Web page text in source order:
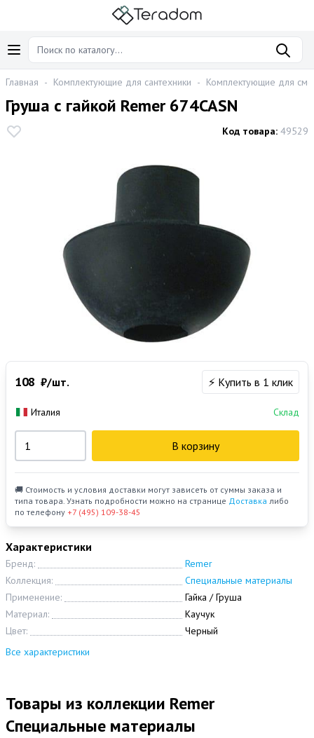
Главная - Комплектующие для сантехники - Комплектующие для
Груша с гайкой Remer 674CASN
Код товара: 49529
Характеристики
Бренд:
Remer
Коллекция:
Специальные материалы
Применение:
Гайка / Груша
Материал:
Каучук
Цвет:
Черный
Все характеристики
108 ₽/шт. ⚡ Купить в 1 клик
Италия Склад
В корзину
🚚 Стоимость и условия доставки могут зависеть от суммы заказа и
типа товара. Узнать подробности можно на странице Доставка либо
по телефону +7 (495) 109-38-45
Товары из коллекции Remer
Специальные материалы